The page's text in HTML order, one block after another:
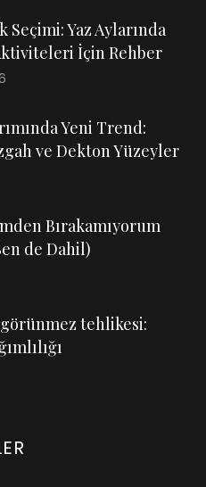
Seçimi: Yaz Aylarında
İçin Rehber
Yeni Trend:
ve Dekton Yüzeyler
Bırakamıyorum
de Dahil)
tehlikesi: